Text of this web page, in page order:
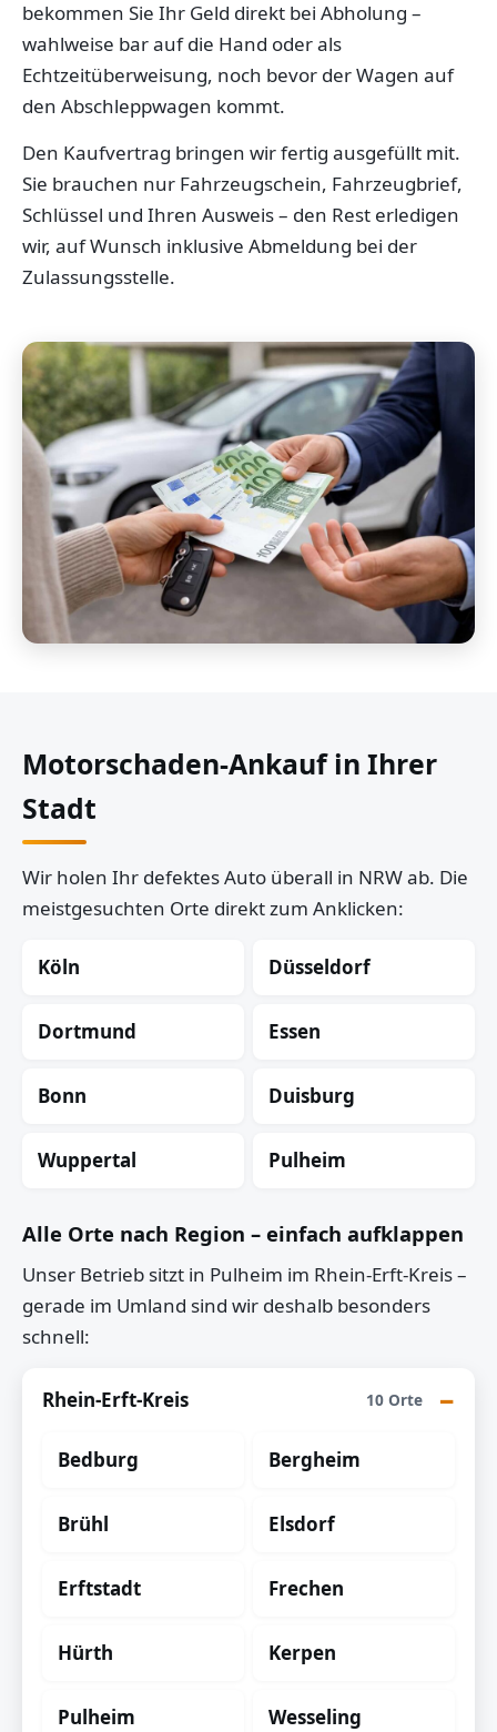
bekommen Sie Ihr Geld direkt bei Abholung –
wahlweise bar auf die Hand oder als
Echtzeitüberweisung, noch bevor der Wagen auf
den Abschleppwagen kommt.
Den Kaufvertrag bringen wir fertig ausgefüllt mit.
Sie brauchen nur Fahrzeugschein, Fahrzeugbrief,
Schlüssel und Ihren Ausweis – den Rest erledigen
wir, auf Wunsch inklusive Abmeldung bei der
Zulassungsstelle.
Motorschaden-Ankauf in Ihrer
Stadt
Wir holen Ihr defektes Auto überall in NRW ab. Die
meistgesuchten Orte direkt zum Anklicken:
Köln Düsseldorf
Dortmund Essen
Bonn Duisburg
Wuppertal Pulheim
Alle Orte nach Region – einfach aufklappen
Unser Betrieb sitzt in Pulheim im Rhein-Erft-Kreis –
gerade im Umland sind wir deshalb besonders
schnell:
Rhein-Erft-Kreis 10 Orte
Bedburg Bergheim
Brühl Elsdorf
Erftstadt Frechen
Hürth Kerpen
Pulheim Wesseling